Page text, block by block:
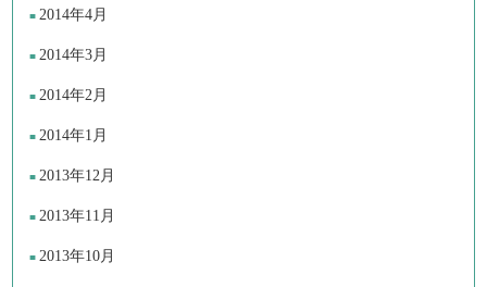
2014年4月
2014年3月
2014年2月
2014年1月
2013年12月
2013年11月
2013年10月